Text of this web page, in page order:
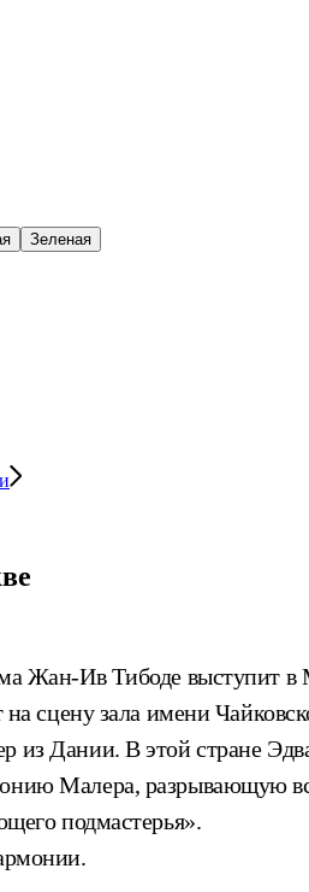
Зеленая
Жан-Ив Тибоде выступит в
на сцену зала имени
Дании. В этой стране
Малера, разрывающую
подмастерья».